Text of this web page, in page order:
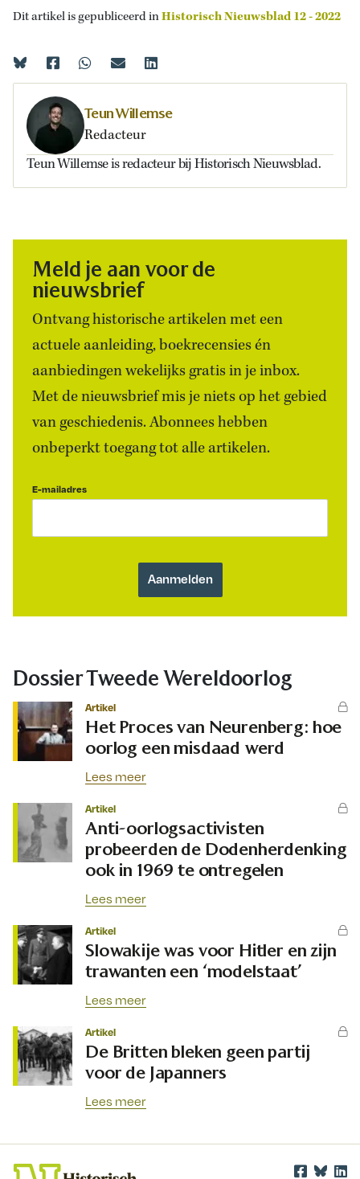
Dit artikel is gepubliceerd inHistorisch Nieuwsblad 12 - 2022
Teun Willemse
Redacteur
Teun Willemse is redacteur bij Historisch Nieuwsblad.
Meld je aan voor de
nieuwsbrief
Ontvang historische artikelen met een
actuele aanleiding, boekrecensies én
aanbiedingen wekelijks gratis in je inbox.
Met de nieuwsbrief mis je niets op het gebied
van geschiedenis. Abonnees hebben
onbeperkt toegang tot alle artikelen.
E-mailadres
Dossier Tweede Wereldoorlog
Artikel
Het Proces van Neurenberg: hoe
oorlog een misdaad werd
Lees meer
Artikel
Anti-oorlogsactivisten
probeerden de Dodenherdenking
ook in 1969 te ontregelen
Lees meer
Artikel
Slowakije was voor Hitler en zijn
trawanten een ‘modelstaat’
Lees meer
Artikel
De Britten bleken geen partij
voor de Japanners
Lees meer